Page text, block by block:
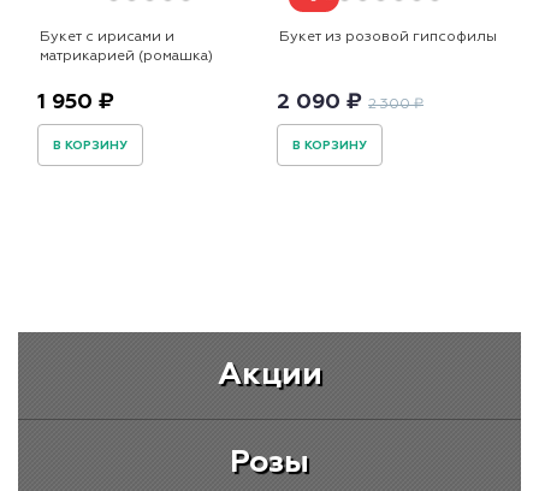
Букет с ирисами и
матрикарией (ромашка)
1 950 ₽
В КОРЗИНУ
Букет из розовой гипсофилы
2 090 ₽ 2 300 ₽
В КОРЗИНУ
Акции
Розы